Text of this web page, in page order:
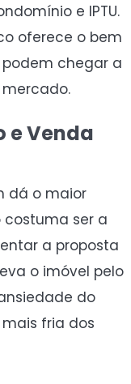
e IPTU.
oferece o bem
podem chegar a
mercado.
e Venda
dá o maior
costuma ser a
a proposta
o imóvel pelo
do
fria dos